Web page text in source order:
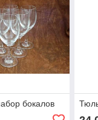
бокалов